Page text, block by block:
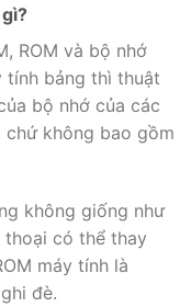
ROM và bộ nhớ
tính bảng thì thuật
bộ nhớ của các
không bao gồm
không giống như
thoại có thể thay
máy tính là
đè.